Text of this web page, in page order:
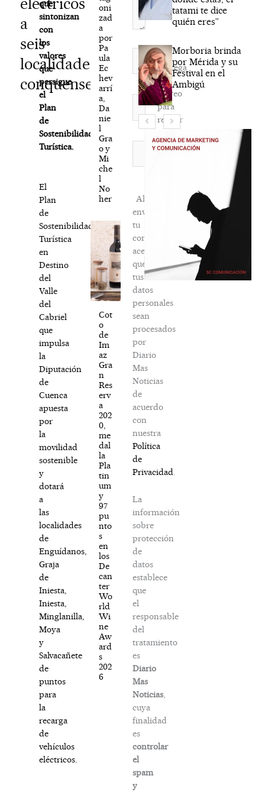
a
seis
localidades
conquenses
que
sintonizan
con
los
valores
que
persigue
el
Plan
de
Sostenibilidad
Turística.
El
Plan
de
Sostenibilidad
Turística
en
Destino
del
Valle
del
Cabriel
que
impulsa
la
Diputación
de
Cuenca
apuesta
por
la
movilidad
sostenible
y
dotará
a
las
localidades
de
Enguídanos,
Graja
de
Iniesta,
Iniesta,
Minglanilla,
Moya
y
Salvacañete
de
puntos
para
la
recarga
de
vehículos
eléctricos.
oni
zad
a
por
Pa
ula
Ec
hev
arrí
a,
Da
nie
l
Gra
o y
Mi
che
l
No
her
Cot
o
de
Im
az
Gra
n
Res
erv
a
202
0,
me
dal
la
Pla
tin
um
y
97
pu
nto
s
en
los
De
can
ter
Wo
rld
Wi
ne
Aw
ard
s
202
6
Nombre*
Correo
electrónico*
Agréga
mi
correo
para
recibir
la
newsletter
Al
enviar
tu
comentario,
aceptas
que
tus
datos
personales
sean
procesados
por
Diario
Mas
Noticias
de
acuerdo
con
nuestra
Política
de
Privacidad
La
información
sobre
protección
de
datos
establece
que
el
responsable
del
tratamiento
es
Diario
Mas
Noticias,
cuya
finalidad
es
controlar
el
spam
y
tatami te dice
quién eres”
Morboria brinda
por Mérida y su
Festival en el
Ambigú